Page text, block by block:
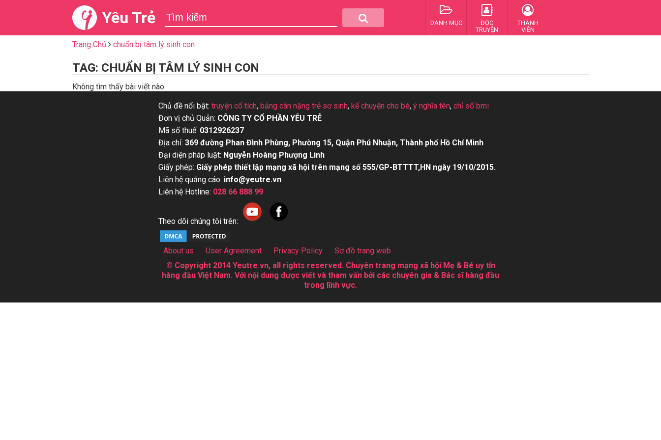
Yêu Trẻ DANH MỤC
ĐỌC
TRUYỆN
THÀNH
VIÊN
Trang Chủ chuẩn bị tâm lý sinh con
TAG: CHUẨN BỊ TÂM LÝ SINH CON
Không tìm thấy bài viết nào
Chủ đề nổi bật: truyện cổ tích, bảng cân nặng trẻ sơ sinh, kể chuyện cho bé, ý nghĩa tên, chỉ số bmi
Đơn vị chủ Quản: CÔNG TY CỔ PHẦN YÊU TRẺ
Mã số thuế: 0312926237
Địa chỉ: 369 đường Phan Đình Phùng, Phường 15, Quận Phú Nhuận, Thành phố Hồ Chí Minh
Đại diện pháp luật: Nguyễn Hoàng Phượng Linh
Giấy phép: Giấy phép thiết lập mạng xã hội trên mạng số 555/GP-BTTTT,HN ngày 19/10/2015.
Liên hệ quảng cáo: info@yeutre.vn
Liên hệ Hotline: 028 66 888 99
Theo dõi chúng tôi trên:
About us User Agreement Privacy Policy
Sơ đồ trang web
© Copyright 2014 Yeutre.vn, all rights reserved. Chuyên trang mạng xã hội Mẹ & Bé uy tín
hàng đầu Việt Nam. Với nội dung được viết và tham vấn bởi các chuyên gia & Bác sĩ hàng đầu
trong lĩnh vực.